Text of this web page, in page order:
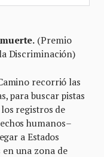
(Premio
Discriminación)
recorrió las
para buscar pistas
registros de
humanos–
a Estados
en una zona de